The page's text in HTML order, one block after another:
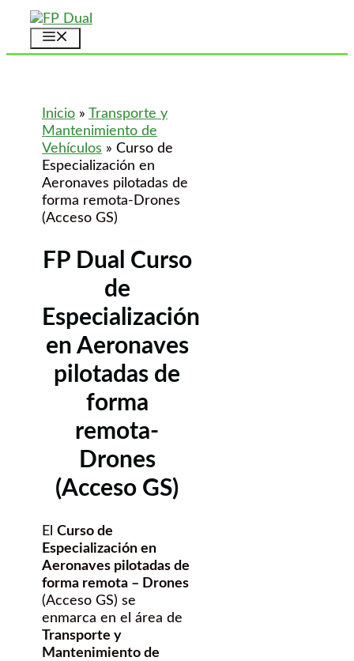
Saltar
contenido
Inicio » Transporte y
Mantenimiento de
Vehículos » Curso de
Especialización en
Aeronaves pilotadas de
forma remota-Drones
(Acceso GS)
FP Dual Curso
de
Especialización
en Aeronaves
pilotadas de
forma
remota-
Drones
(Acceso GS)
El Curso de
Especialización en
Aeronaves pilotadas de
forma remota – Drones
(Acceso GS) se
enmarca en el área de
Transporte y
Mantenimiento de